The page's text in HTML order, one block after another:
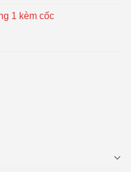
1 kèm cốc